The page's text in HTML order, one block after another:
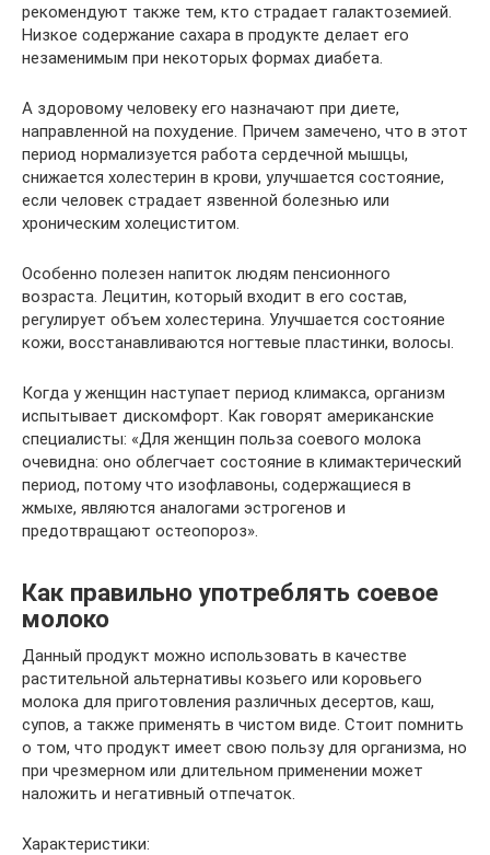
рекомендуют также тем, кто страдает галактоземией.
Низкое содержание сахара в продукте делает его
незаменимым при некоторых формах диабета.
А здоровому человеку его назначают при диете,
направленной на похудение. Причем замечено, что в этот
период нормализуется работа сердечной мышцы,
снижается холестерин в крови, улучшается состояние,
если человек страдает язвенной болезнью или
хроническим холециститом.
Особенно полезен напиток людям пенсионного
возраста. Лецитин, который входит в его состав,
регулирует объем холестерина. Улучшается состояние
кожи, восстанавливаются ногтевые пластинки, волосы.
Когда у женщин наступает период климакса, организм
испытывает дискомфорт. Как говорят американские
специалисты: «Для женщин польза соевого молока
очевидна: оно облегчает состояние в климактерический
период, потому что изофлавоны, содержащиеся в
жмыхе, являются аналогами эстрогенов и
предотвращают остеопороз».
Как правильно употреблять соевое
молоко
Данный продукт можно использовать в качестве
растительной альтернативы козьего или коровьего
молока для приготовления различных десертов, каш,
супов, а также применять в чистом виде. Стоит помнить
о том, что продукт имеет свою пользу для организма, но
при чрезмерном или длительном применении может
наложить и негативный отпечаток.
Характеристики: